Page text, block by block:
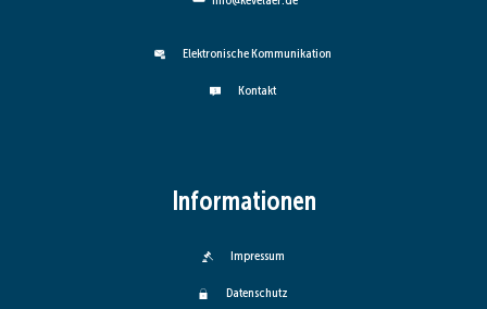
Elektronische Kommunikation
Kontakt
Informationen
Impressum
Datenschutz